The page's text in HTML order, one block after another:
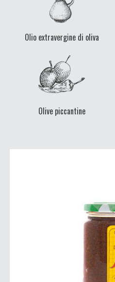
Olio extravergine di oliva
Olive piccantine